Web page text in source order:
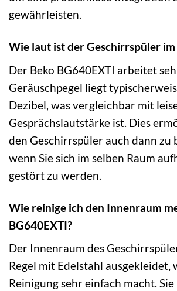
gewährleisten.
Wie laut ist der Geschirrspüler
Der Beko BG640EXTI arbeitet
Geräuschpegel liegt
Dezibel, was vergleichbar mit
Gesprächslautstärke ist. Dies
den Geschirrspüler auch dann zu
wenn Sie sich im selben Raum
gestört zu werden.
Wie reinige ich den Innenraum
BG640EXTI?
Der Innenraum des
Regel mit Edelstahl ausgekleidet,
Reinigung sehr einfach macht.